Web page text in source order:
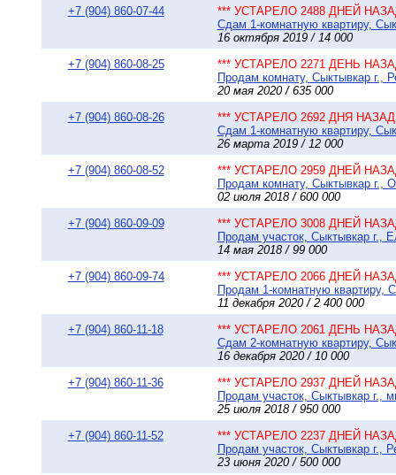
+7 (904) 860-07-44
*** УСТАРЕЛО 2488 ДНЕЙ
Сдам 1-комнатную квартиру,
16 октября 2019 / 14 000
+7 (904) 860-08-25
*** УСТАРЕЛО 2271 ДЕНЬ
Продам комнату, Сыктывкар г.,
20 мая 2020 / 635 000
+7 (904) 860-08-26
*** УСТАРЕЛО 2692 ДНЯ НАЗАД
Сдам 1-комнатную квартиру,
26 марта 2019 / 12 000
+7 (904) 860-08-52
*** УСТАРЕЛО 2959 ДНЕЙ
Продам комнату, Сыктывкар г.,
02 июля 2018 / 600 000
+7 (904) 860-09-09
*** УСТАРЕЛО 3008 ДНЕЙ
Продам участок, Сыктывкар г.,
14 мая 2018 / 99 000
+7 (904) 860-09-74
*** УСТАРЕЛО 2066 ДНЕЙ
Продам 1-комнатную квартиру,
11 декабря 2020 / 2 400 000
+7 (904) 860-11-18
*** УСТАРЕЛО 2061 ДЕНЬ
Сдам 2-комнатную квартиру,
16 декабря 2020 / 10 000
+7 (904) 860-11-36
*** УСТАРЕЛО 2937 ДНЕЙ
Продам участок, Сыктывкар г.,
25 июля 2018 / 950 000
+7 (904) 860-11-52
*** УСТАРЕЛО 2237 ДНЕЙ
Продам участок, Сыктывкар г.,
23 июня 2020 / 500 000